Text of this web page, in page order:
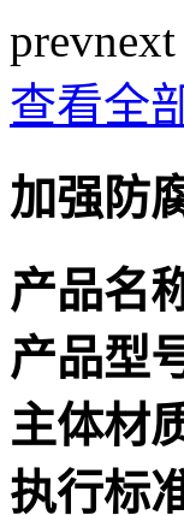
prevnext
查看全
加强防
产品名
产品型
主体材
执行标